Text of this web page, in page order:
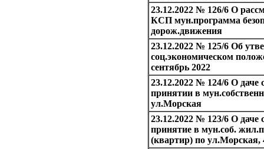
23.12.2022 № 126/6 О
КСП мун.программа
дорож.движения
23.12.2022 № 125/6 Об
соц.экономическом
сентябрь 2022
23.12.2022 № 124/6 О
принятии в
ул.Морская
23.12.2022 № 123/6 О
принятие в мун.соб.
(квартир) по ул.Морская,